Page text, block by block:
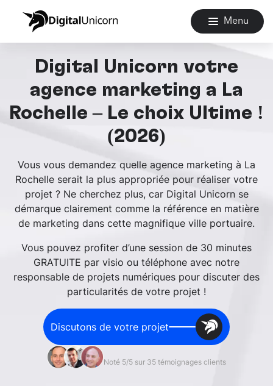
Menu
Digital Unicorn votre
agence marketing à La
Rochelle – Le choix Ultime !
(2026)
Vous vous demandez quelle agence marketing à La
Rochelle serait la plus appropriée pour réaliser votre
projet ? Ne cherchez plus, car Digital Unicorn se
démarque clairement comme la référence en matière
de marketing dans cette magnifique ville portuaire.
Vous pouvez profiter d’une session de 30 minutes
GRATUITE par visio ou téléphone avec notre
responsable de projets numériques pour discuter des
particularités de votre projet !
Discutons de votre projet
Noté 5/5 sur 35 témoignages clients